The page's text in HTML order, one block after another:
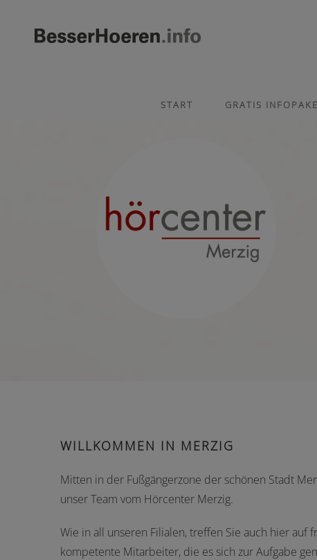
START GRATIS
WILLKOMMEN IN MERZIG
Mitten in der Fußgängerzone der schönen Stadt
unser Team vom Hörcenter Merzig.
Wie in all unseren Filialen, treffen Sie auch hier auf
kompetente Mitarbeiter, die es sich zur Aufgabe